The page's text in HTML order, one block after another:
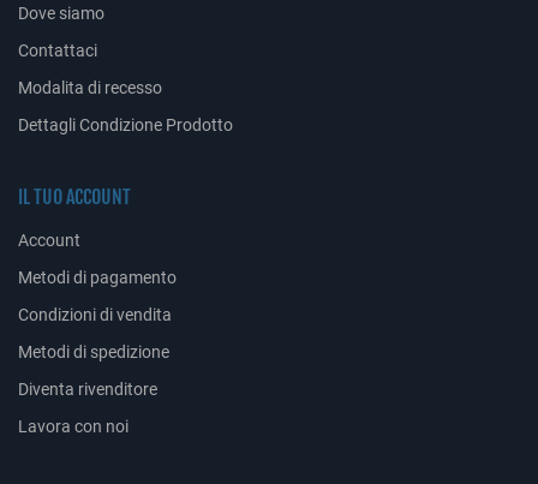
Dove siamo
Contattaci
Modalita di recesso
Dettagli Condizione Prodotto
IL TUO ACCOUNT
Account
Metodi di pagamento
Condizioni di vendita
Metodi di spedizione
Diventa rivenditore
Lavora con noi